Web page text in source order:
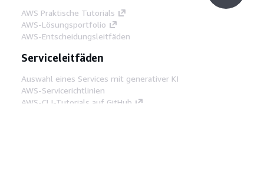
AWS Praktische Tutorials
AWS-Lösungsportfolio
AWS-Entscheidungsleitfäden
Serviceleitfäden
Auswahl eines Services mit generativer KI
AWS-Servicerichtlinien
AWS-CLI-Tutorials auf GitHub